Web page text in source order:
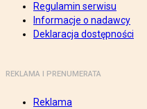
Regulamin serwisu
Informacje o nadawcy
Deklaracja dostępności
REKLAMA I PRENUMERATA
Reklama